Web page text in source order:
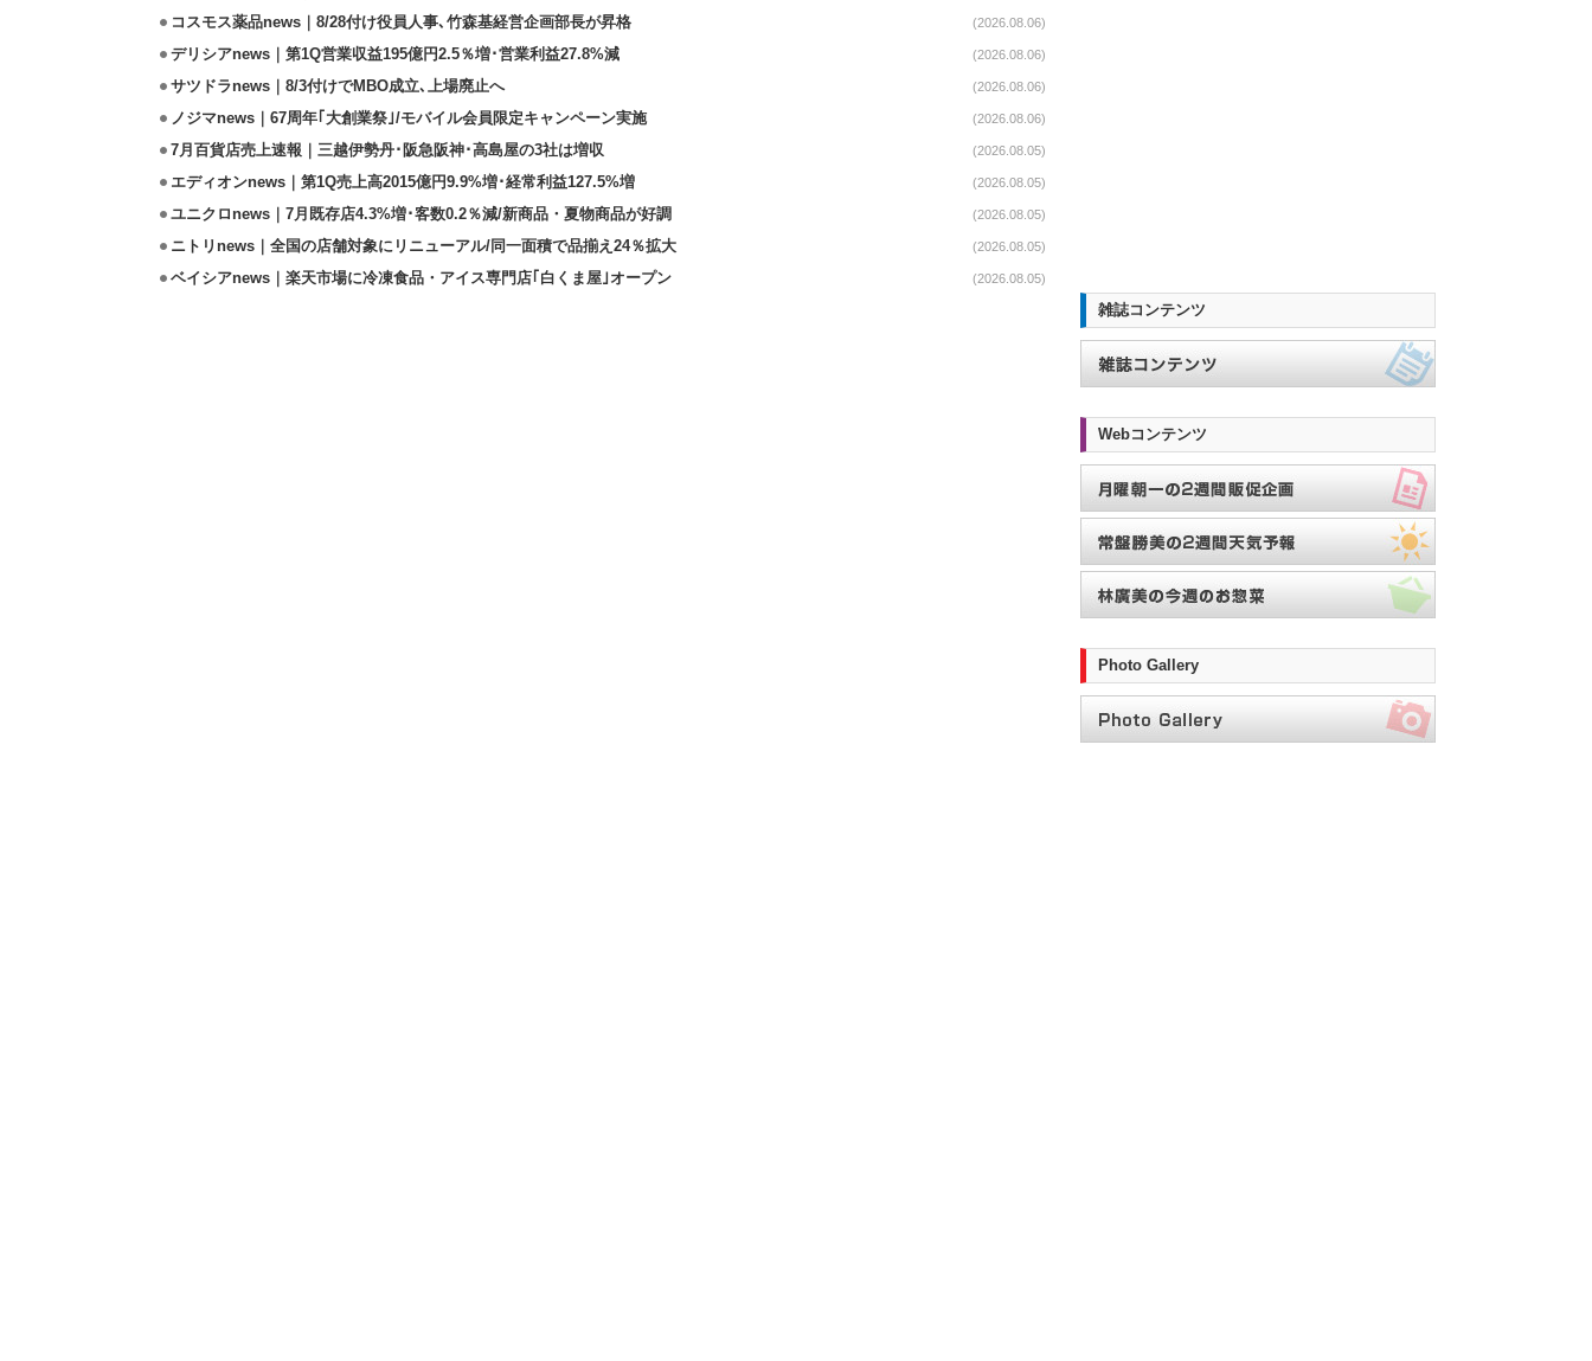
コスモス薬品news｜8/28付け役員人事､竹森基経営企画部長が昇格 (2026.08.06)
デリシアnews｜第1Q営業収益195億円2.5％増･営業利益27.8%減 (2026.08.06)
サツドラnews｜8/3付けでMBO成立､上場廃止へ (2026.08.06)
ノジマnews｜67周年｢大創業祭｣/モバイル会員限定キャンペーン実施 (2026.08.06)
7月百貨店売上速報｜三越伊勢丹･阪急阪神･高島屋の3社は増収 (2026.08.05)
エディオンnews｜第1Q売上高2015億円9.9%増･経常利益127.5%増 (2026.08.05)
ユニクロnews｜7月既存店4.3%増･客数0.2％減/新商品・夏物商品が好調 (2026.08.05)
ニトリnews｜全国の店舗対象にリニューアル/同一面積で品揃え24％拡大 (2026.08.05)
ベイシアnews｜楽天市場に冷凍食品・アイス専門店｢白くま屋｣オープン (2026.08.05)
雑誌コンテンツ
Webコンテンツ
Photo Gallery